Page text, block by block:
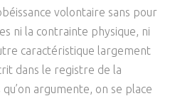
volontaire sans pour
ni la contrainte physique, ni
caractéristique largement
dans le registre de la
argumente, on se place